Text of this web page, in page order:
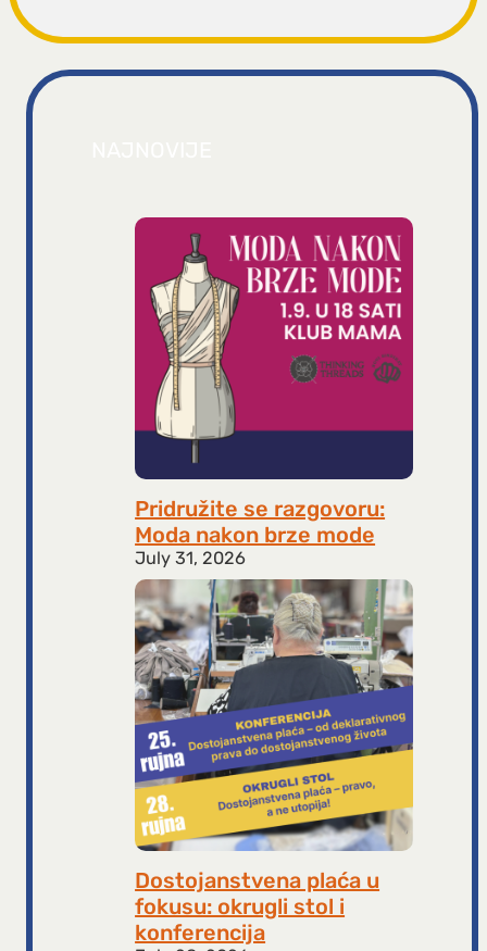
Pridružite se razgovoru:
Moda nakon brze mode
July 31, 2026
Dostojanstvena plaća u
fokusu: okrugli stol i
konferencija